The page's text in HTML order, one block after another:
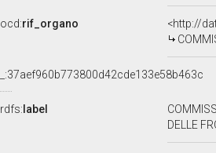
ocd:rif_organo
<http://
_:37aef960b773800d42cde133e58b463c
rdfs: label
DELLE